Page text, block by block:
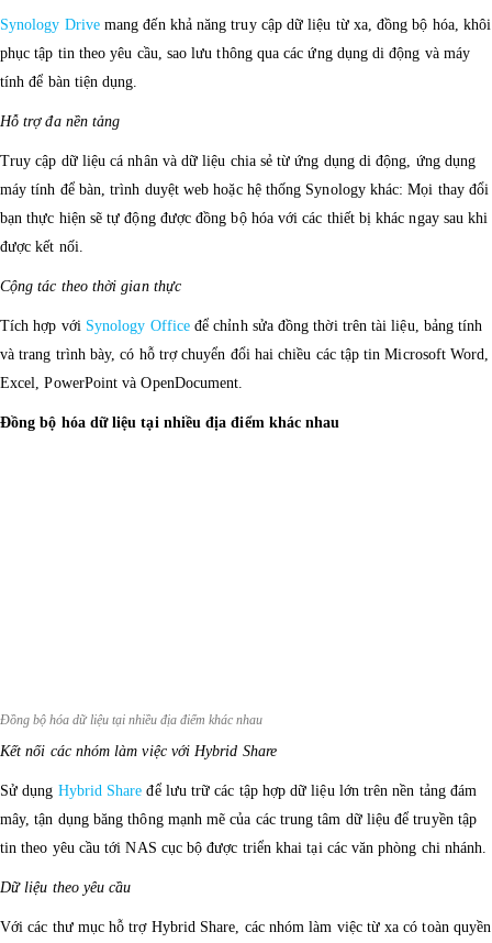
Synology Drivemang đến khả năng truy cập dữ liệu từ xa, đồng bộ hóa, khôi
phục tập tin theo yêu cầu, sao lưu thông qua các ứng dụng di động và máy
tính để bàn tiện dụng.
Hỗ trợ đa nền tảng
Truy cập dữ liệu cá nhân và dữ liệu chia sẻ từ ứng dụng di động, ứng dụng
máy tính để bàn, trình duyệt web hoặc hệ thống Synology khác: Mọi thay đổi
bạn thực hiện sẽ tự động được đồng bộ hóa với các thiết bị khác ngay sau khi
được kết nối.
Cộng tác theo thời gian thực
Tích hợp với Synology Officeđể chỉnh sửa đồng thời trên tài liệu, bảng tính
và trang trình bày, có hỗ trợ chuyển đổi hai chiều các tập tin Microsoft Word,
Excel, PowerPoint và OpenDocument.
Đồng bộ hóa dữ liệu tại nhiều địa điểm khác nhau
Đồng bộ hóa dữ liệu tại nhiều địa điểm khác nhau
Kết nối các nhóm làm việc với Hybrid Share
Sử dụng Hybrid Share để lưu trữ các tập hợp dữ liệu lớn trên nền tảng đám
mây, tận dụng băng thông mạnh mẽ của các trung tâm dữ liệu để truyền tập
tin theo yêu cầu tới NAS cục bộ được triển khai tại các văn phòng chi nhánh.
Dữ liệu theo yêu cầu
Với các thư mục hỗ trợ Hybrid Share, các nhóm làm việc từ xa có toàn quyền